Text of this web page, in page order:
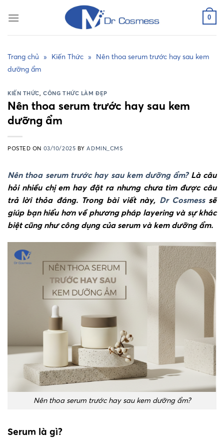
0
Trang chủ » Kiến Thức »
Nên thoa serum trước hay sau kem
dưỡng ẩm
KIẾN THỨC ,CÔNG THỨC LÀM ĐẸP
Nên thoa serum trước hay sau kem
dưỡng ẩm
POSTED ON 03/10/2025 BYADMIN_CMS
Nên thoa serum trước hay sau kem dưỡng ẩm?Là câu
hỏi nhiều chị em hay đặt ra nhưng chưa tìm được câu
trả lời thỏa đáng. Trong bài viết này, Dr Cosmesssẽ
giúp bạn hiểu hơn về phương pháp layering và sự khác
biệt cũng như công dụng của serum và kem dưỡng ẩm.
Nên thoa serum trước hay sau kem dưỡng ẩm?
Serum là gì?